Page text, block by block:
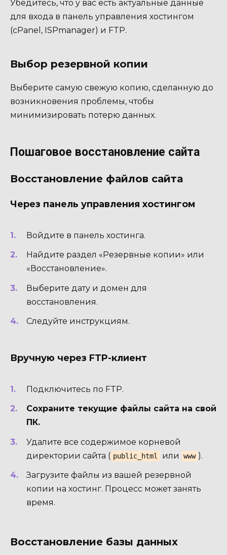
Убедитесь, что у вас есть актуальные данные
для входа в панель управления хостингом
(cPanel, ISPmanager) и FTP.
Выбор резервной копии
Выберите самую свежую копию, сделанную до
возникновения проблемы, чтобы
минимизировать потерю данных.
Пошаговое восстановление сайта
Восстановление файлов сайта
Через панель управления хостингом
Войдите в панель хостинга.
Найдите раздел «Резервные копии» или
«Восстановление».
Выберите дату и домен для
восстановления.
Следуйте инструкциям.
Вручную через FTP-клиент
Подключитесь по FTP.
Сохраните текущие файлы сайта на свой
ПК.
Удалите все содержимое корневой
директории сайта ( public_html или www ).
Загрузите файлы из вашей резервной
копии на хостинг. Процесс может занять
время.
Восстановление базы данных